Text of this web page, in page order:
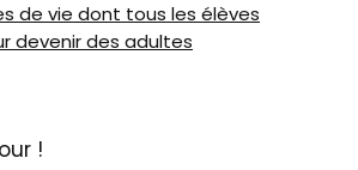
de vie dont tous les élèves
devenir des adultes
!